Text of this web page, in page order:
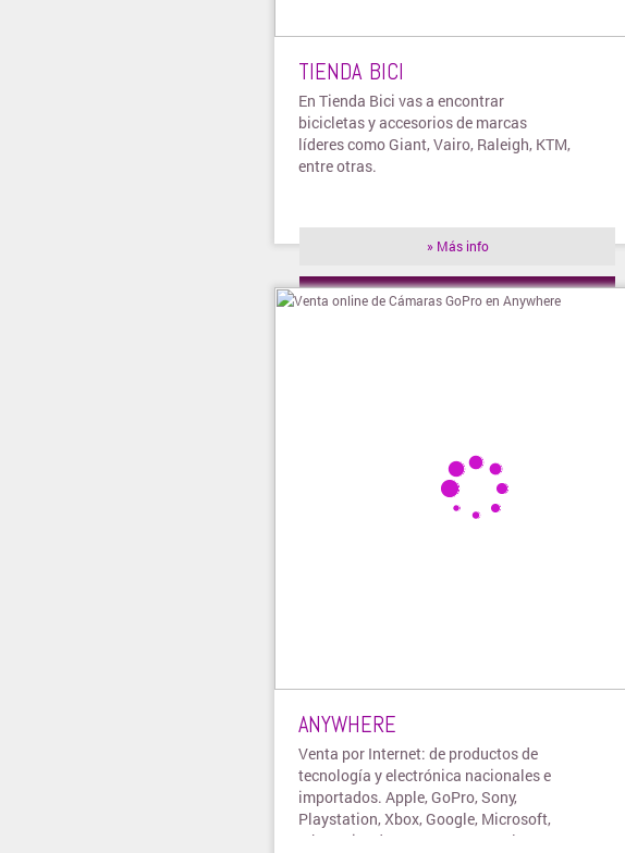
TIENDA BICI
En Tienda Bici vas a encontrar
bicicletas y accesorios de marcas
líderes como Giant, Vairo, Raleigh, KTM,
entre otras.
» Más info
» Visitar tienda
ANYWHERE
Venta por Internet: de productos de
tecnología y electrónica nacionales e
importados. Apple, GoPro, Sony,
Playstation, Xbox, Google, Microsoft,
Iphone, iPad, Samsung, Motorola, LG y